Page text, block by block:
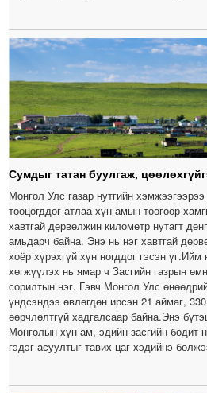
Сумдыг татан буулгаж,
Монгол Улс газар нутгийн
тооцогддог атлаа хүн амын тоогоор
хавтгай дөрвөлжин километр нутагт
амьдарч байна. Энэ нь нэг хавтгай
хоёр хүрэхгүй хүн ногддог гэсэн
хөгжүүлэх нь ямар ч Засгийн газрын
сорилтын нэг. Гэвч Монгол Улс
үндсэндээ өвлөгдөн ирсэн 21 аймаг,
өөрчлөлтгүй хадгалсаар байна.Энэ
Монголын хүн ам, эдийн засгийн бодит
гэдэг асуултыг тавих цаг хэдийнэ